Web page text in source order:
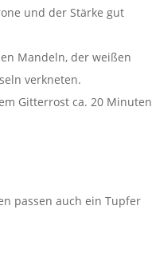
und der Stärke gut
Mandeln, der weißen
verkneten.
Gitterrost ca. 20 Minuten
passen auch ein Tupfer